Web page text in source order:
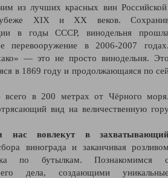
из лучших красных вин
XIX и ХХ веков.
в годы СССР, винодельня
перевооружение в 2006-2007
— это не просто винодельня.
в 1869 году и продолжающаяся по
всего в 200 метрах от Чёрного
вид на величественную
нас вовлекут в
винограда и заканчивая
по бутылкам. Познакомимся
дела, создающими